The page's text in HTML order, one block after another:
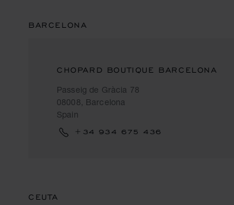
BARCELONA
CHOPARD BOUTIQUE BARCELONA
Passeig de Gràcia 78
08008, Barcelona
Spain
+34 934 675 436
CEUTA